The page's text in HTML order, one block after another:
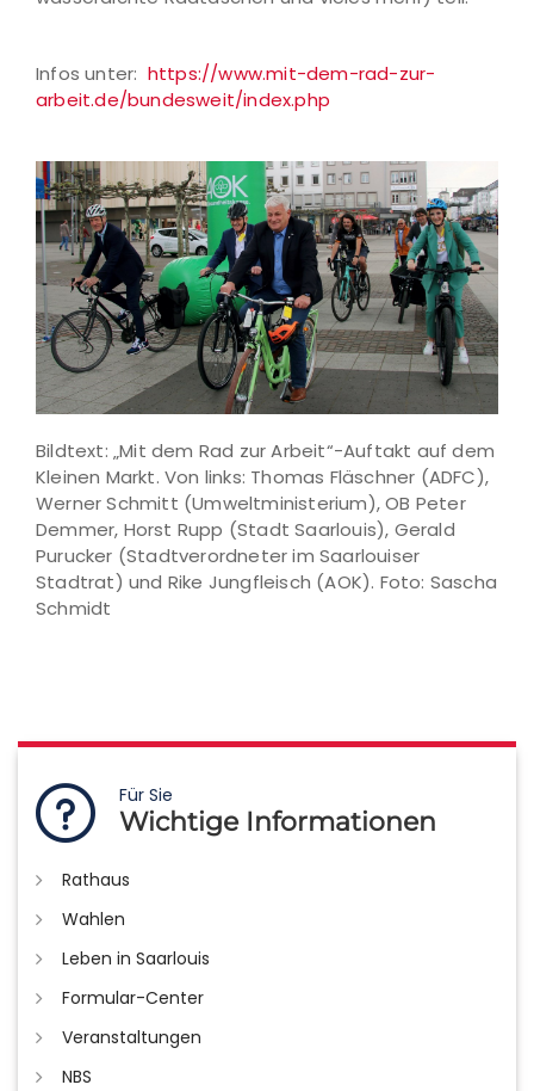
Infos unter: https://www.mit-dem-rad-zur-
arbeit.de/bundesweit/index.php
Bildtext: „Mit dem Rad zur Arbeit“-Auftakt auf dem
Kleinen Markt. Von links: Thomas Fläschner (ADFC),
Werner Schmitt (Umweltministerium), OB Peter
Demmer, Horst Rupp (Stadt Saarlouis), Gerald
Purucker (Stadtverordneter im Saarlouiser
Stadtrat) und Rike Jungfleisch (AOK). Foto: Sascha
Schmidt
Für Sie
Wichtige Informationen
Rathaus
Wahlen
Leben in Saarlouis
Formular-Center
Veranstaltungen
NBS